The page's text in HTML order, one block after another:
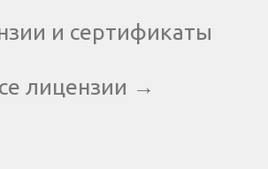
лицензии →